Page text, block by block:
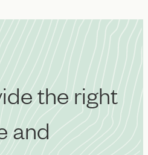
the right
and